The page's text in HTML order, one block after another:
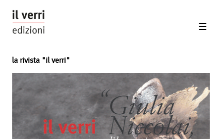
la rivista "il verri"